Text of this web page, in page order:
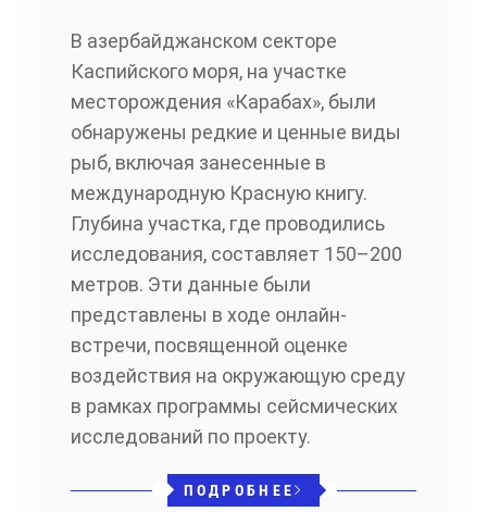
В азербайджанском секторе
Каспийского моря, на участке
месторождения «Карабах», были
обнаружены редкие и ценные виды
рыб, включая занесенные в
международную Красную книгу.
Глубина участка, где проводились
исследования, составляет 150–200
метров. Эти данные были
представлены в ходе онлайн-
встречи, посвященной оценке
воздействия на окружающую среду
в рамках программы сейсмических
исследований по проекту.
ПОДРОБНЕЕ